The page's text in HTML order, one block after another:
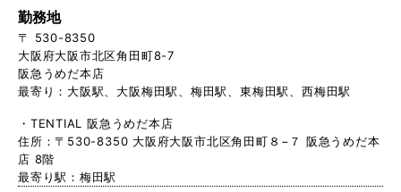
勤務地
〒 530-8350
大阪府大阪市北区角田町8-7
阪急うめだ本店
最寄り：大阪駅、大阪梅田駅、梅田駅、東梅田駅、西梅田駅
・TENTIAL 阪急うめだ本店
住所：〒530-8350 大阪府大阪市北区角田町８−７ 阪急うめだ本
店 8階
最寄り駅：梅田駅